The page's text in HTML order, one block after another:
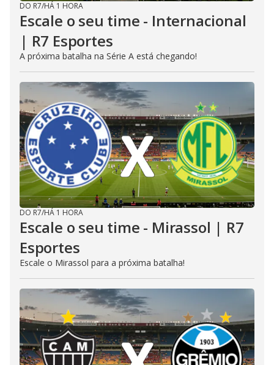
DO R7/HÁ 1 HORA
Escale o seu time - Internacional
| R7 Esportes
A próxima batalha na Série A está chegando!
DO R7/HÁ 1 HORA
Escale o seu time - Mirassol | R7
Esportes
Escale o Mirassol para a próxima batalha!